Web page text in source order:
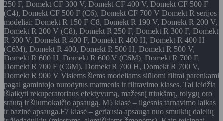
250 F, Domekt CF 300 V, Domekt CF 400 V, Domekt CF 500 F
(C4), Domekt CF 500 F (C6), Domekt CF 700 V Domekt R serijos
modeliai: Domekt R 150 F C8, Domekt R 190 V, Domekt R 200 V,
Domekt R 200 V (C8), Domekt R 250 F, Domekt R 300 F, Domekt
R 300 V, Domekt R 400 F, Domekt R 400 H, Domekt R 400 H
(C6M), Domekt R 400, Domekt R 500 H, Domekt R 500 V,
Domekt R 600 H, Domekt R 600 V (C6M), Domekt R 700 F,
Domekt R 700 F (C6M), Domekt R 700 H, Domekt R 700 V,
Domekt R 900 V Visiems šiems modeliams siūlomi filtrai parenkami
pagal gamintojo nurodytus matmenis ir filtravimo klases. Tai leidžia
išlaikyti rekuperatoriaus efektyvumą, mažesnį triukšmą, tolygų oro
srautą ir šilumokaičio apsaugą. M5 klasė – ilgesnis tarnavimo laikas
ir bazinė apsauga.F7 klasė – geriausia apsauga nuo smulkių dalelių